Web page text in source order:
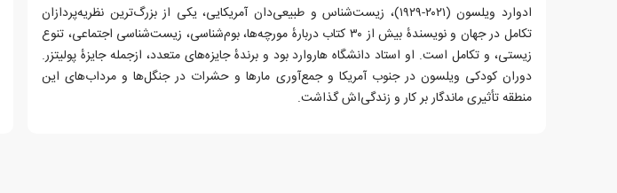
ادوارد ویلسون (۲۰۲۱-۱۹۲۹)، زیست‌شناس و طبیعی‌دان آمریکایی، یکی از بزرگ‌ترین نظریه‌پردازان
تکامل در جهان و نویسندهٔ بیش از ۳۰ کتاب دربارهٔ مورچه‌ها، بوم‌شناسی، زیست‌شناسی اجتماعی، تنوع
زیستی، و تکامل است. او استاد دانشگاه هاروارد بود و برندهٔ جایزه‌های متعدد، ازجمله جایزهٔ پولیتزر.
دوران کودکی ویلسون در جنوب آمریکا و جمع‌آوری مارها و حشرات در جنگل‌ها و مرداب‌های این
منطقه تأثیری ماندگار بر کار و زندگی‌اش گذاشت.